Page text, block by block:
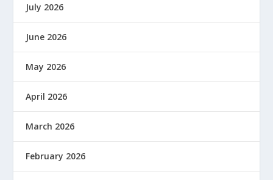
July 2026
June 2026
May 2026
April 2026
March 2026
February 2026